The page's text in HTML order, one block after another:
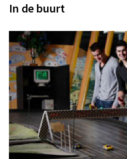
In de buurt